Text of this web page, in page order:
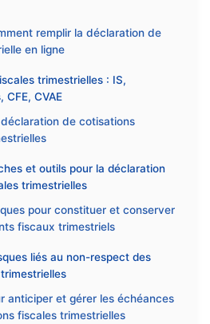
remplir la déclaration de
en ligne
trimestrielles : IS,
CVAE
déclaration de cotisations
et outils pour la déclaration
trimestrielles
pour constituer et conserver
fiscaux trimestriels
liés au non-respect des
anticiper et gérer les échéances
fiscales trimestrielles